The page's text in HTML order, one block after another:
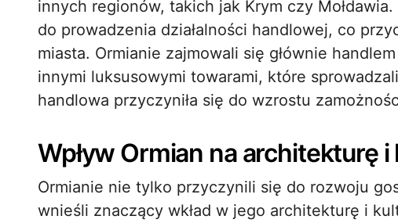
innych regionów, takich jak Krym czy
do prowadzenia działalności handlowej, co
miasta. Ormianie zajmowali się głównie
innymi luksusowymi towarami, które
handlowa przyczyniła się do wzrostu
Wpływ Ormian na architekturę
Ormianie nie tylko przyczynili się do rozwoju
wnieśli znaczący wkład w jego architekturę i